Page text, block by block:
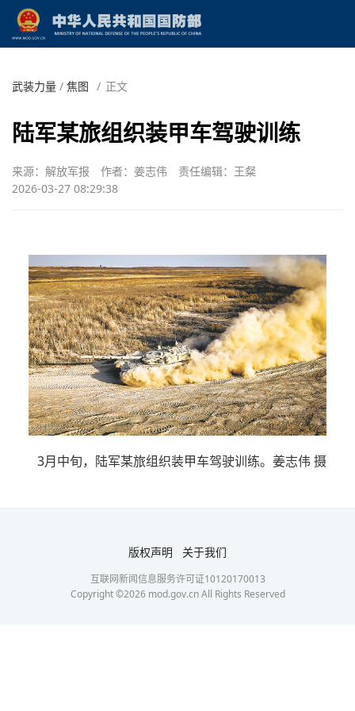
武装力量 / 焦图 / 正文
陆军某旅组织装甲车驾驶训练
来源：解放军报 作者：姜志伟
责任编辑：王粲
2026-03-27 08:29:38
3月中旬，陆军某旅组织装甲车驾驶训练。姜志伟 摄
版权声明 关于我们
互联网新闻信息服务许可证10120170013
Copyright ©2026mod.gov.cn All Rights Reserved